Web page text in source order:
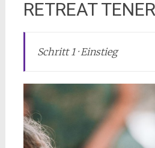
RETREAT
Schritt 1 · Einstieg